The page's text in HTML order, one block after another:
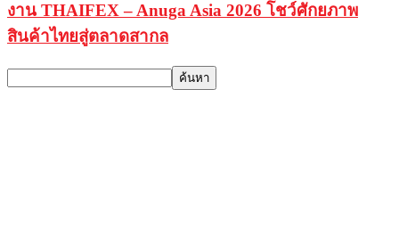
งาน THAIFEX – Anuga Asia 2026 โชว์ศักยภาพ
สินค้าไทยสู่ตลาดสากล